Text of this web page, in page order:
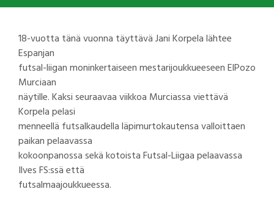
18-vuotta tänä vuonna täyttävä Jani Korpela lähtee
Espanjan
futsal-liigan moninkertaiseen mestarijoukkueeseen ElPozo
Murciaan
näytille. Kaksi seuraavaa viikkoa Murciassa viettävä
Korpela pelasi
menneellä futsalkaudella läpimurtokautensa valloittaen
paikan pelaavassa
kokoonpanossa sekä kotoista Futsal-Liigaa pelaavassa
Ilves FS:ssä että
futsalmaajoukkueessa.